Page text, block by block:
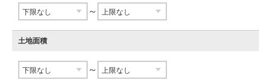
～
土地面積
～